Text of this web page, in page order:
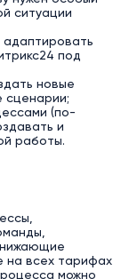
ситуации
адаптировать
под
новые
сценарии;
(по-
и
работы.
на всех тарифах
можно